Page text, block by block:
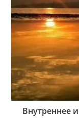
Внутреннее